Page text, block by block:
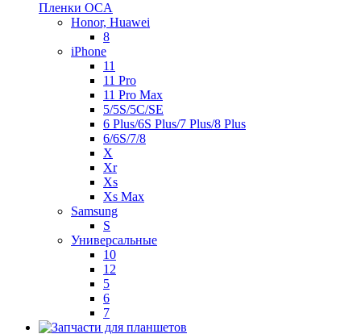
Пленки OCA
Honor, Huawei
8
iPhone
11
11 Pro
11 Pro Max
5/5S/5C/SE
6 Plus/6S Plus/7 Plus/8 Plus
6/6S/7/8
X
Xr
Xs
Xs Max
Samsung
S
Универсальные
10
12
5
6
7